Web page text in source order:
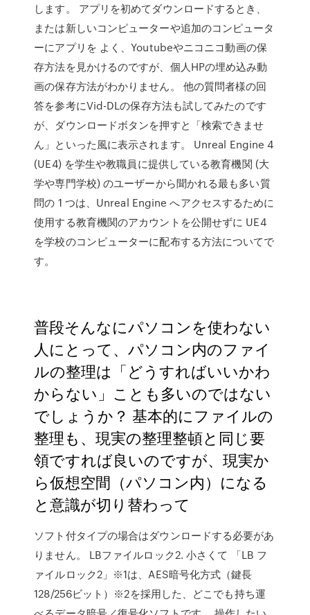
します。 アプリを初めてダウンロードするとき、
または新しいコンピューターや追加のコンピュータ
ーにアプリを よく、Youtubeやニコニコ動画の保
存方法を見かけるのですが、個人HPの埋め込み動
画の保存方法がわかりません。 他の質問者様の回
答を参考にVid-DLの保存方法も試してみたのです
が、ダウンロードボタンを押すと「検索できませ
ん」といった風に表示されます。 Unreal Engine 4
(UE4) を学生や教職員に提供している教育機関 (大
学や専門学校) のユーザーから聞かれる最も多い質
問の 1 つは、Unreal Engine へアクセスするために
使用する教育機関のアカウントを公開せずに UE4
を学校のコンピューターに配布する方法についてで
す。
普段そんなにパソコンを使わない
人にとって、パソコン内のファイ
ルの整理は「どうすればいいかわ
からない」ことも多いのではない
でしょうか？ 基本的にファイルの
整理も、現実の整理整頓と同じ要
領ですれば良いのですが、現実か
ら仮想空間（パソコン内）になる
と意識が切り替わって
ソフト付タイプの場合はダウンロードする必要があ
りません。 LBファイルロック2. 小さくて 「LB フ
ァイルロック2」※1は、AES暗号化方式（鍵長
128/256ビット）※2を採用した、どこでも持ち運